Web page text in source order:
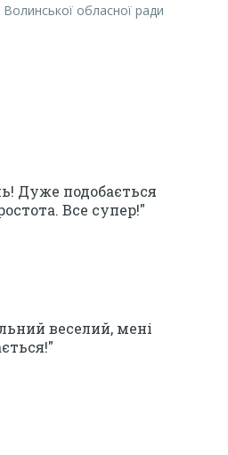
обласної ради
Дуже подобається
Все супер!"
веселий, мені